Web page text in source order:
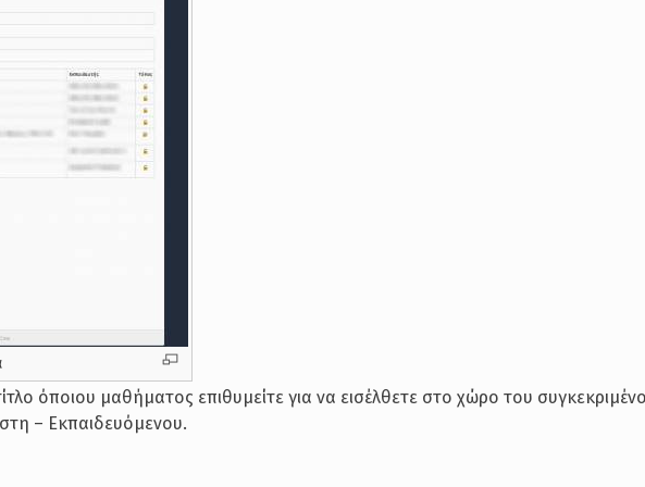
όποιου μαθήματος επιθυμείτε για να εισέλθετε στο χώρο του
– Εκπαιδευόμενου.